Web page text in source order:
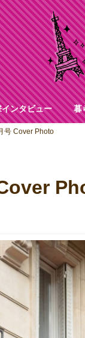
インタビュー 暮
号 Cover Photo